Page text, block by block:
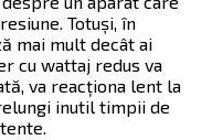
Totuși, în
mai mult decât ai
cu wattaj redus va
va reacționa lent la
inutil timpii de